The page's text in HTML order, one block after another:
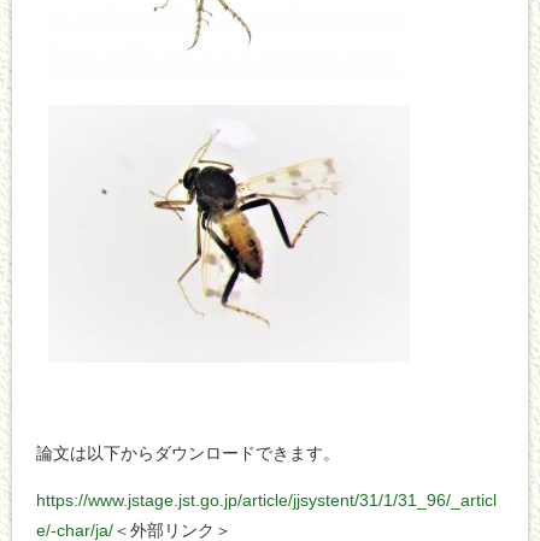
論文は以下からダウンロードできます。
https://www.jstage.jst.go.jp/article/jjsystent/31/1/31_96/_articl
e/-char/ja/＜外部リンク＞